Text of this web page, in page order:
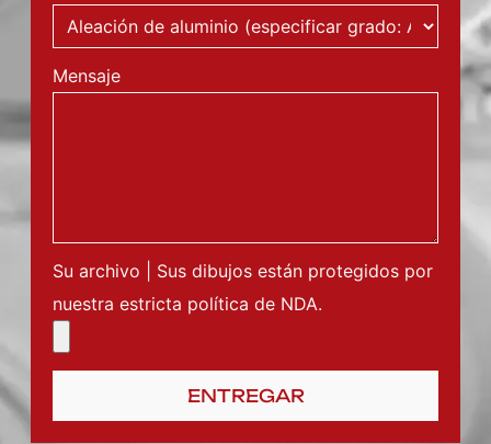
Mensaje
Su archivo | Sus dibujos están protegidos por
nuestra estricta política de NDA.
ENTREGAR